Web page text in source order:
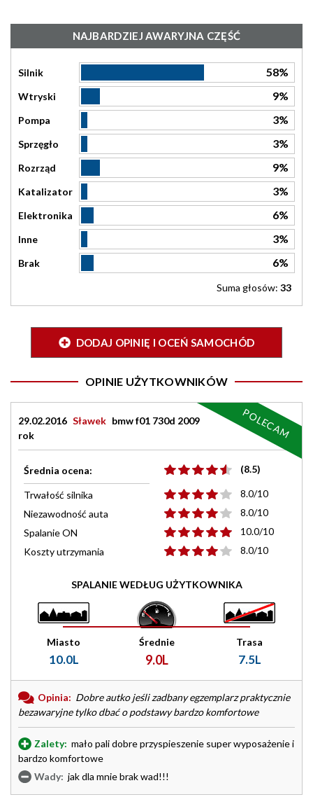
NAJBARDZIEJ AWARYJNA CZĘŚĆ
Silnik 58%
Wtryski 9%
Pompa 3%
Sprzęgło 3%
Rozrząd 9%
Katalizator 3%
Elektronika 6%
Inne 3%
Brak 6%
Suma głosów: 33
DODAJ OPINIĘ I OCEŃ SAMOCHÓD
OPINIE UŻYTKOWNIKÓW
29.02.2016 Sławek bmw f01 730d 2009
rok
Średnia ocena: (8.5)
Trwałość silnika
8.0/10
Niezawodność auta
8.0/10
Spalanie ON
10.0/10
Koszty utrzymania
8.0/10
SPALANIE WEDŁUG UŻYTKOWNIKA
Miasto
10.0L
Średnie
9.0L
Trasa
7.5L
Opinia: Dobre autko jeśli zadbany egzemplarz praktycznie
bezawaryjne tylko dbać o podstawy bardzo komfortowe
Zalety: mało pali dobre przyspieszenie super wyposażenie i
bardzo komfortowe
Wady: jak dla mnie brak wad!!!
POLECAM